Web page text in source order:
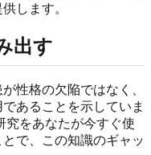
します。
出す
性格の欠陥ではなく、
あることを示していま
究をあなたが今すぐ使
で、この知識のギャッ